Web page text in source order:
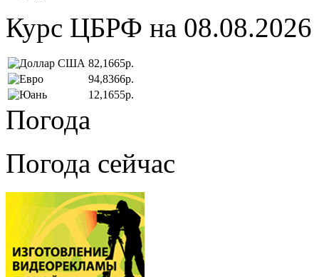
Курс ЦБРФ на 08.08.2026
82,1665р.
94,8366р.
12,1655р.
Погода
Погода сейчас